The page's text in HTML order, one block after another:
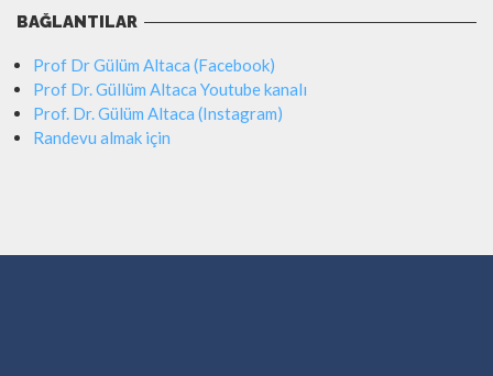
BAĞLANTILAR
Prof Dr Gülüm Altaca (Facebook)
Prof Dr. Güllüm Altaca Youtube kanalı
Prof. Dr. Gülüm Altaca (Instagram)
Randevu almak için